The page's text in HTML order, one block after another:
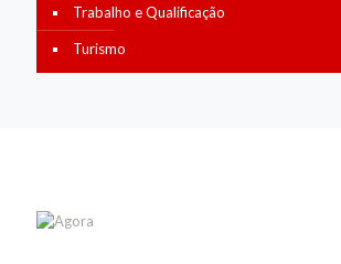
Trabalho e Qualificação
Turismo